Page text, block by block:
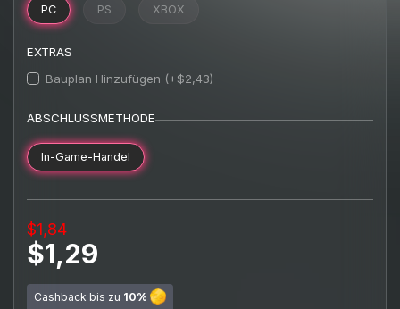
PC PS XBOX
EXTRAS
Bauplan Hinzufügen (+$2,43)
ABSCHLUSSMETHODE
In-Game-Handel
$1,84
$1,29
Cashback bis zu 10%